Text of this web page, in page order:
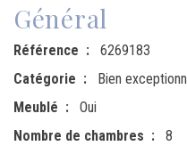
Général
Référence
6269183
Catégorie
Bien
Meublé
Oui
Nombre de chambres
8